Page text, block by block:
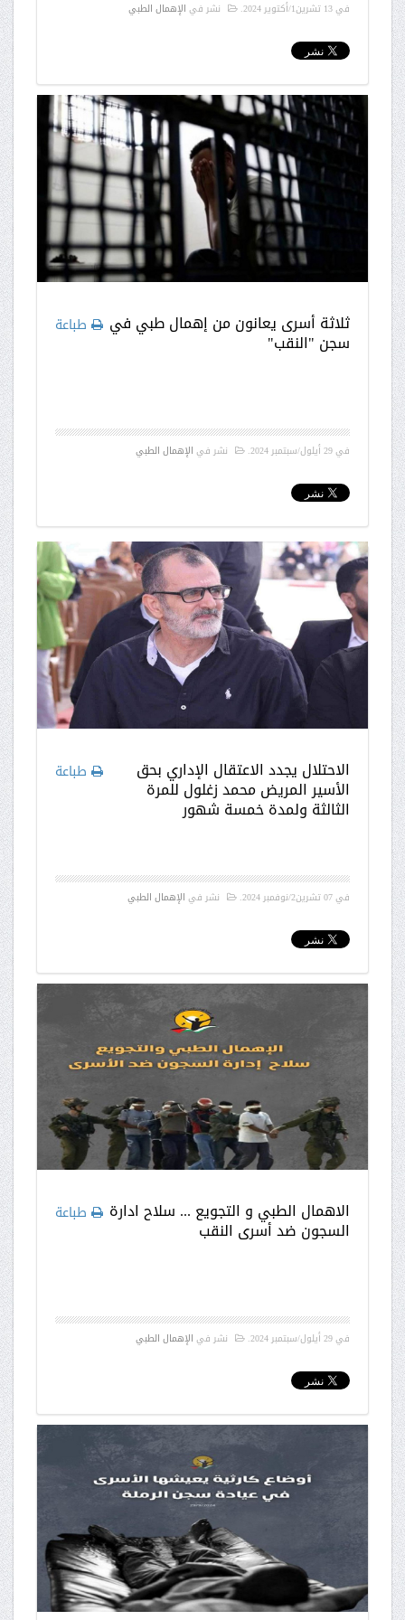
في13 تشرين1/أكتوير 2024 . نشر في الإهمال الطبي
طباعة ثلاثة أسرى يعانون من إهمال طبي في
سجن "النقب"
في29 أيلول/سبتمبر 2024 . نشر في الإهمال الطبي
طباعة الاحتلال يجدد الاعتقال الإداري بحق
الأسير المريض محمد زغلول للمرة
الثالثة ولمدة خمسة شهور
في07 تشرين2/نوفمبر 2024 . نشر في الإهمال الطبي
طباعة الاهمال الطبي و التجويع ... سلاح ادارة
السجون ضد أسرى النقب
في29 أيلول/سبتمبر 2024 . نشر في الإهمال الطبي